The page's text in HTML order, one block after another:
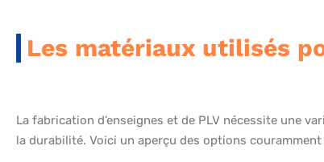
Les matériaux utilisés
La fabrication d’enseignes et de PLV nécessite une
la durabilité. Voici un aperçu des options